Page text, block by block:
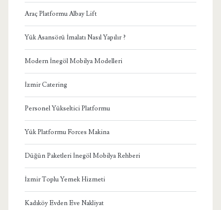
Araç Platformu Albay Lift
Yük Asansörü İmalatı Nasıl Yapılır ?
Modern İnegöl Mobilya Modelleri
İzmir Catering
Personel Yükseltici Platformu
Yük Platformu Forces Makina
Düğün Paketleri İnegöl Mobilya Rehberi
İzmir Toplu Yemek Hizmeti
Kadıköy Evden Eve Nakliyat